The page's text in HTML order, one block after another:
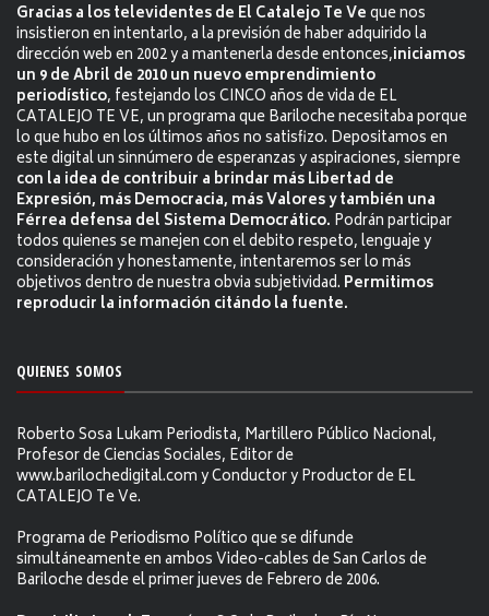
Gracias a los televidentes de El Catalejo Te Veque nos
insistieron en intentarlo, a la previsión de haber adquirido la
dirección web en 2002 y a mantenerla desde entonces,iniciamos
un 9 de Abril de 2010 un nuevo emprendimiento
periodístico, festejando los CINCO años de vida de EL
CATALEJO TE VE, un programa que Bariloche necesitaba porque
lo que hubo en los últimos años no satisfizo. Depositamos en
este digital un sinnúmero de esperanzas y aspiraciones, siempre
con la idea de contribuir a brindar más Libertad de
Expresión, más Democracia, más Valores y también una
Férrea defensa del Sistema Democrático. Podrán participar
todos quienes se manejen con el debito respeto, lenguaje y
consideración y honestamente, intentaremos ser lo más
objetivos dentro de nuestra obvia subjetividad. Permitimos
reproducir la información citándo la fuente.
QUIENES SOMOS
Roberto Sosa Lukam Periodista, Martillero Público Nacional,
Profesor de Ciencias Sociales, Editor de
www.barilochedigital.com y Conductor y Productor de EL
CATALEJO Te Ve.
Programa de Periodismo Político que se difunde
simultáneamente en ambos Video-cables de San Carlos de
Bariloche desde el primer jueves de Febrero de 2006.